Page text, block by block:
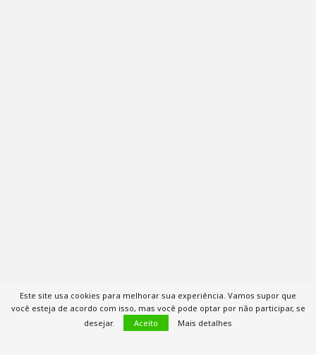
Este site usa cookies para melhorar sua experiência. Vamos supor que
você esteja de acordo com isso, mas você pode optar por não participar, se
desejar.
Aceito Mais detalhes